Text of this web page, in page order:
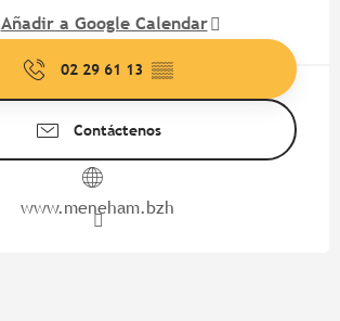
Añadir a Google Calendar
02 29 61 13 ▒▒
Contáctenos
www.meneham.bzh